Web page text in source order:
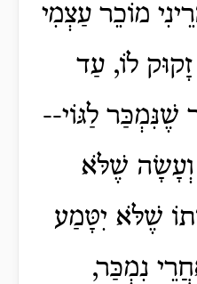
מוֹכֵר עַצְמִי
לוֹ, עַד
שֶׁנִּמְכַּר לַגּוֹי--
שֶׁלֹּא
שֶׁלֹּא יִטָּמַע
נִמְכַּר,